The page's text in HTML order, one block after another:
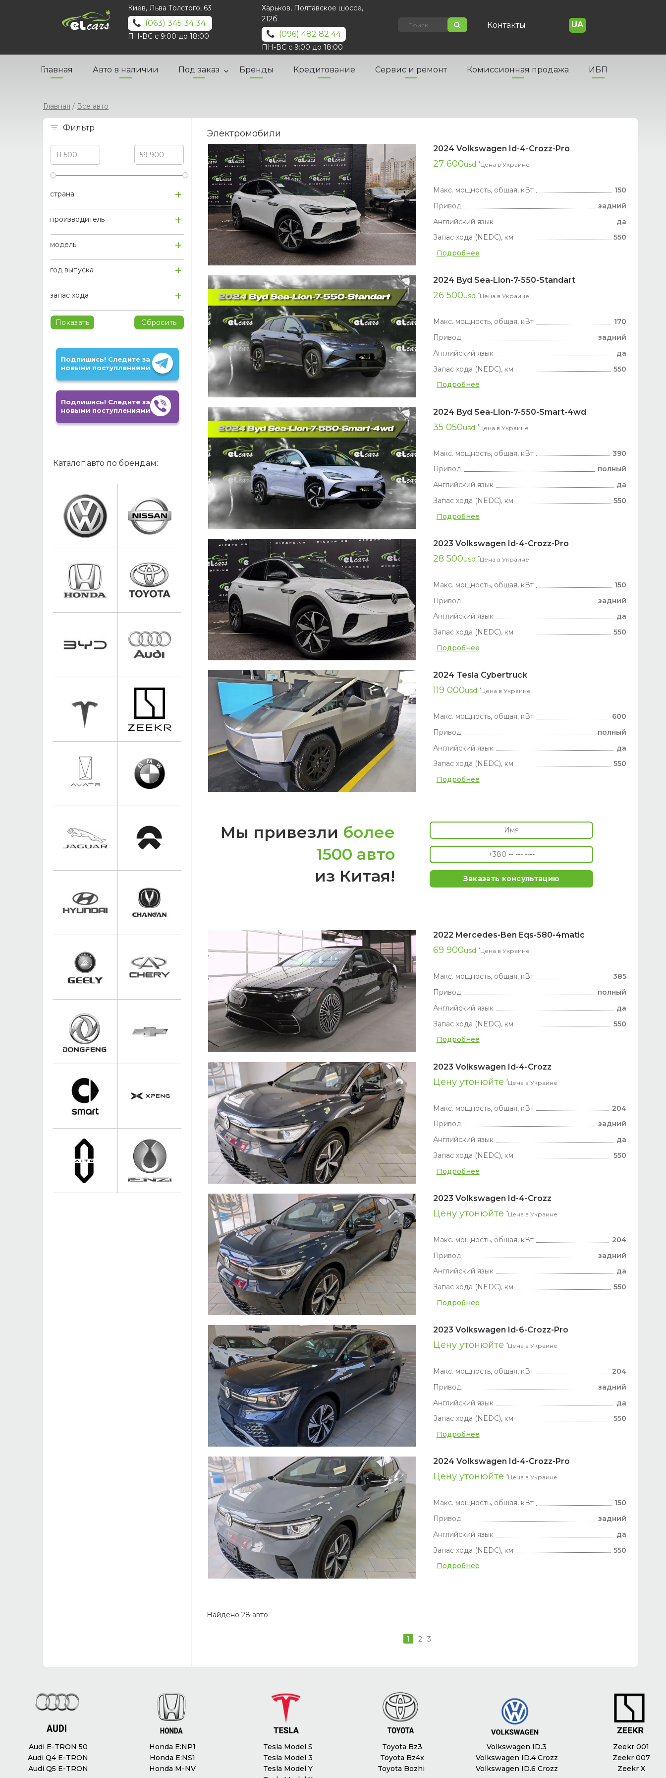
Киев, Льва Толстого, 63
(063) 345 34 34
ПН-ВС с 9:00 до 18:00
Харьков, Полтавское шоссе,
212б
(096) 482 82 44
ПН-ВС с 9:00 до 18:00
Контакты UA
Главная Авто в наличии Под заказ Бренды Кредитование Сервис и ремонт Комиссионная продажа ИБП
Главная / Все авто
Фильтр
Цена
страна
производитель
модель
год выпуска
запас хода
Показать Сбросить
Подпишись! Следите за
новыми поступлениями
Подпишись! Следите за
новыми поступлениями
Каталог авто по брендам:
Электромобили
2024 Volkswagen Id-4-Crozz-Pro
27 600usd *Цена в Украине
Макс. мощность, общая, кВт
150
Привод
задний
Английский язык
да
Запас хода (NEDC), км
550
Подробнее
2024 Byd Sea-Lion-7-550-Standart
26 500usd *Цена в Украине
Макс. мощность, общая, кВт
170
Привод
задний
Английский язык
да
Запас хода (NEDC), км
550
Подробнее
2024 Byd Sea-Lion-7-550-Smart-4wd
35 050usd *Цена в Украине
Макс. мощность, общая, кВт
390
Привод
полный
Английский язык
да
Запас хода (NEDC), км
550
Подробнее
2023 Volkswagen Id-4-Crozz-Pro
28 500usd *Цена в Украине
Макс. мощность, общая, кВт
150
Привод
задний
Английский язык
да
Запас хода (NEDC), км
550
Подробнее
2024 Tesla Cybertruck
119 000usd *Цена в Украине
Макс. мощность, общая, кВт
600
Привод
полный
Английский язык
да
Запас хода (NEDC), км
550
Подробнее
Мы привезли более
1500 авто
из Китая!
2022 Mercedes-Ben Eqs-580-4matic
69 900usd *Цена в Украине
Макс. мощность, общая, кВт
385
Привод
полный
Английский язык
да
Запас хода (NEDC), км
550
Подробнее
2023 Volkswagen Id-4-Crozz
Цену утонюйте *Цена в Украине
Макс. мощность, общая, кВт
204
Привод
задний
Английский язык
да
Запас хода (NEDC), км
550
Подробнее
2023 Volkswagen Id-4-Crozz
Цену утонюйте *Цена в Украине
Макс. мощность, общая, кВт
204
Привод
задний
Английский язык
да
Запас хода (NEDC), км
550
Подробнее
2023 Volkswagen Id-6-Crozz-Pro
Цену утонюйте *Цена в Украине
Макс. мощность, общая, кВт
204
Привод
задний
Английский язык
да
Запас хода (NEDC), км
550
Подробнее
2024 Volkswagen Id-4-Crozz-Pro
Цену утонюйте *Цена в Украине
Макс. мощность, общая, кВт
150
Привод
задний
Английский язык
да
Запас хода (NEDC), км
550
Подробнее
Найдено 28 авто
1 2 3
Audi E-TRON 50
Audi Q4 E-TRON
Audi Q5 E-TRON
Honda E:NP1
Honda E:NS1
Honda M-NV
Tesla Model S
Tesla Model 3
Tesla Model Y
Toyota Bz3
Toyota Bz4x
Toyota Bozhi
Volkswagen ID.3
Volkswagen ID.4 Crozz
Volkswagen ID.6 Crozz
Zeekr 001
Zeekr 007
Zeekr X